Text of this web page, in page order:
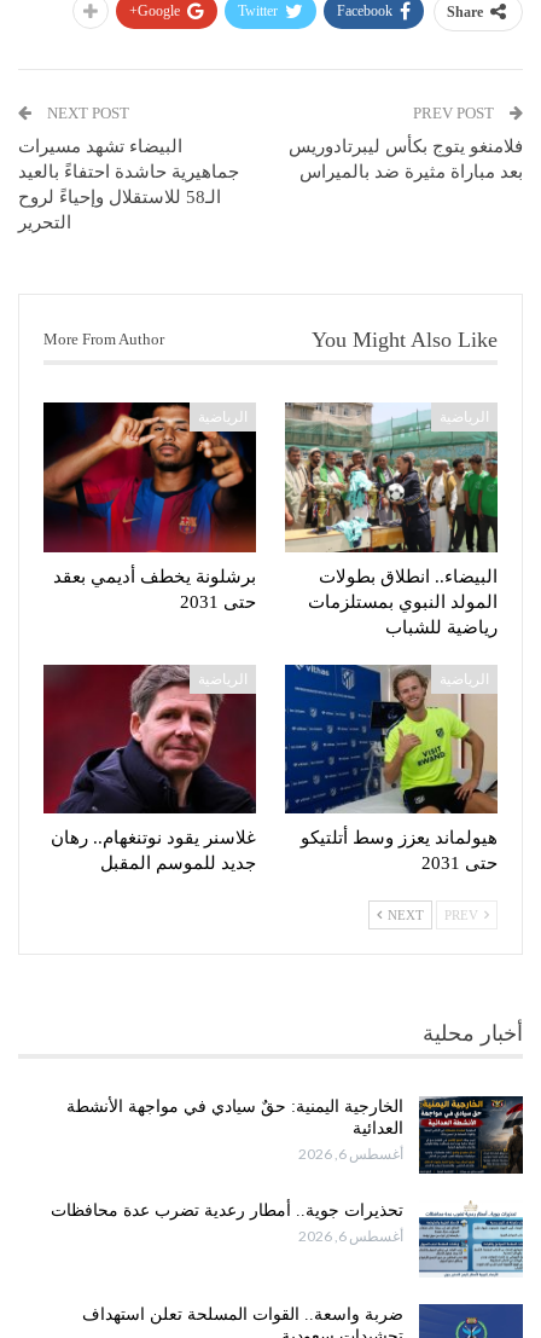
Share
Facebook
Twitter
Google+
فلامنغو يتوج بكأس ليبرتادوريس
بعد مباراة مثيرة ضد بالميراس
NEXT POST
البيضاء تشهد مسيرات
جماهيرية حاشدة احتفاءً بالعيد
الـ58 للاستقلال وإحياءً لروح
التحرير
You Might Also Like
More From Author
الرياضية
البيضاء.. انطلاق بطولات
المولد النبوي بمستلزمات
رياضية للشباب
الرياضية
برشلونة يخطف أديمي بعقد
حتى 2031
الرياضية
هيولماند يعزز وسط أتلتيكو
حتى 2031
الرياضية
غلاسنر يقود نوتنغهام.. رهان
جديد للموسم المقبل
NEXT
أخبار محلية
الخارجية اليمنية: حقٌ سيادي في مواجهة الأنشطة
العدائية
أغسطس 6, 2026
تحذيرات جوية.. أمطار رعدية تضرب عدة محافظات
أغسطس 6, 2026
ضربة واسعة.. القوات المسلحة تعلن استهداف